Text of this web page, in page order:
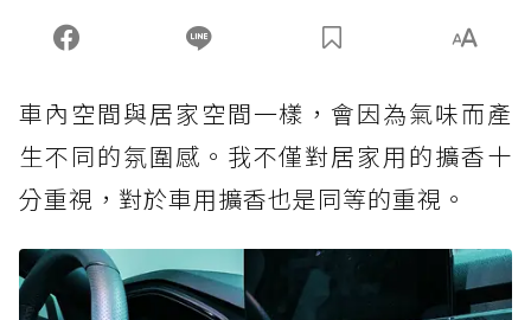
車內空間與居家空間一樣，會因為氣味而產
生不同的氛圍感。我不僅對居家用的擴香十
分重視，對於車用擴香也是同等的重視。